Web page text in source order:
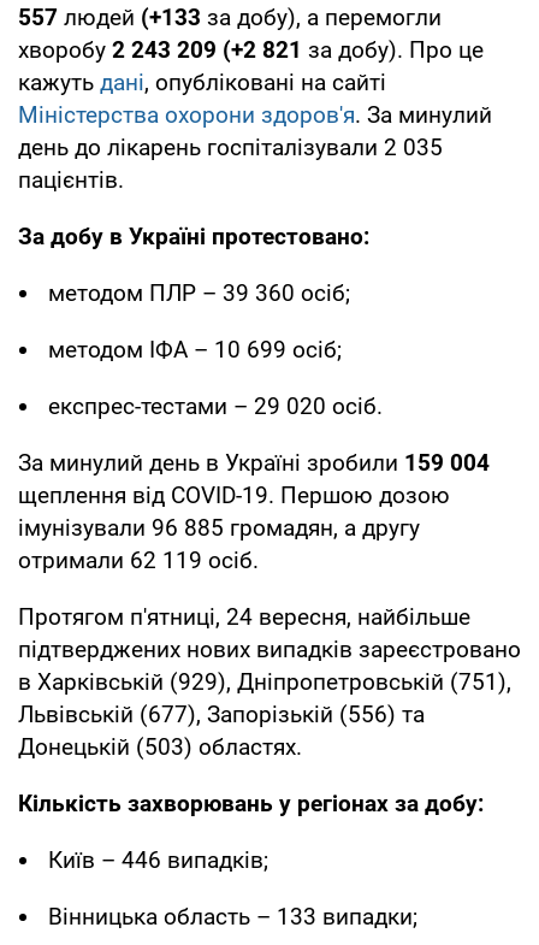
557 людей (+133 за добу), а перемогли
хворобу 2 243 209 (+2 821 за добу). Про це
кажуть дані, опубліковані на сайті
Міністерства охорони здоров'я. За минулий
день до лікарень госпіталізували 2 035
пацієнтів.
За добу в Україні протестовано:
методом ПЛР – 39 360 осіб;
методом ІФА – 10 699 осіб;
експрес-тестами – 29 020 осіб.
За минулий день в Україні зробили 159 004
щеплення від COVID-19. Першою дозою
імунізували 96 885 громадян, а другу
отримали 62 119 осіб.
Протягом п'ятниці, 24 вересня, найбільше
підтверджених нових випадків зареєстровано
в Харківській (929), Дніпропетровській (751),
Львівській (677), Запорізькій (556) та
Донецькій (503) областях.
Кількість захворювань у регіонах за добу:
Київ – 446 випадків;
Вінницька область – 133 випадки;